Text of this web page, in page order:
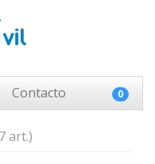
Contacto 0
art.)